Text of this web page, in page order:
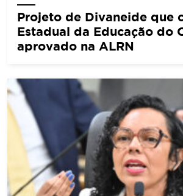
Projeto de Divaneide que
Estadual da Educação do
aprovado na ALRN